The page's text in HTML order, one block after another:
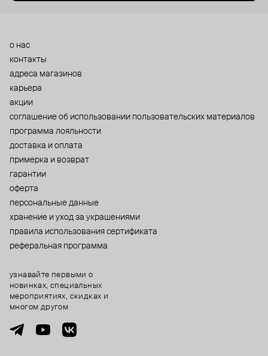
о нас
контакты
адреса магазинов
карьера
акции
cоглашение об использовании пользовательских материалов
программа лояльности
доставка и оплата
примерка и возврат
гарантии
оферта
персональные данные
хранение и уход за украшениями
правила использования сертификата
реферальная программа
узнавайте первыми о
новинках, специальных
мероприятиях, скидках и
многом другом